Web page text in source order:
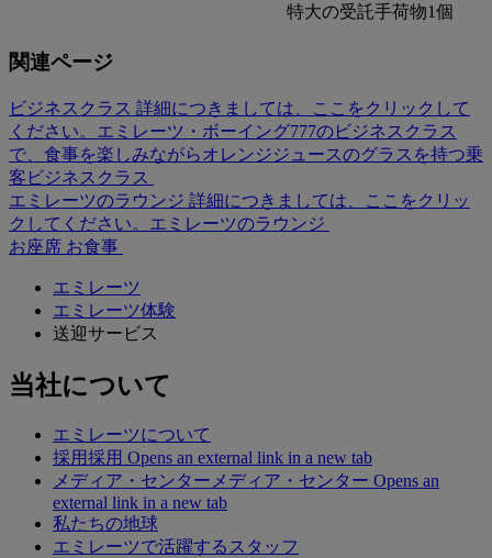
特大の受託手荷物1個
関連ページ
ビジネスクラス 詳細につきましては、ここをクリックして
ください。 エミレーツ・ボーイング777のビジネスクラス
で、食事を楽しみながらオレンジジュースのグラスを持つ乗
客 ビジネスクラス
エミレーツのラウンジ 詳細につきましては、ここをクリッ
クしてください。 エミレーツのラウンジ
お座席 お食事
エミレーツ
エミレーツ体験
送迎サービス
当社について
エミレーツについて
採用採用 Opens an external link in a new tab
メディア・センターメディア・センター Opens an
external link in a new tab
私たちの地球
エミレーツで活躍するスタッフ